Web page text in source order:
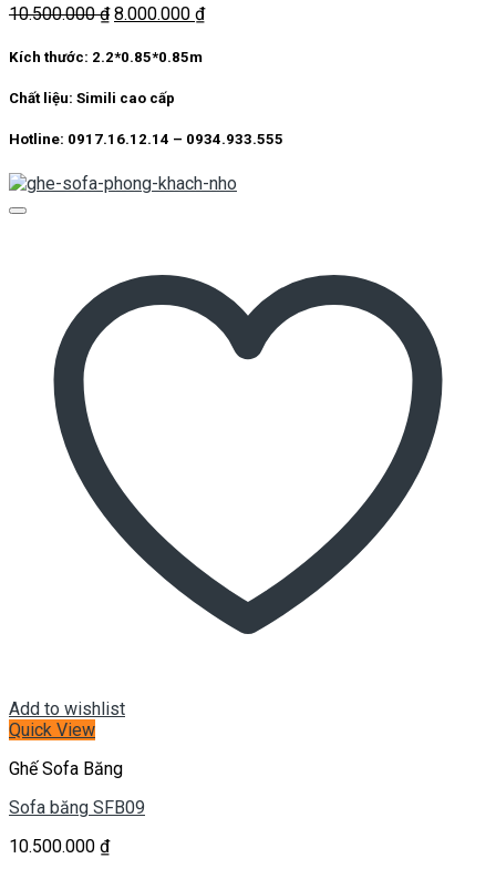
10.500.000₫ Giá
là:
8.000.000 ₫Giá
Kích thước: 2.2*0.85*0.85m
Chất liệu: Simili cao cấp
Hotline: 0917.16.12.14 – 0934.933.555
Add to wishlist
Quick View
Ghế Sofa Băng
Sofa băng SFB09
10.500.000 ₫